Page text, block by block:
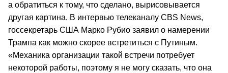
а обратиться к тому, что сделано, вырисовывается
другая картина. В интервью телеканалу CBS News,
госсекретарь США Марко Рубио заявил о намерении
Трампа как можно скорее встретиться с Путиным.
«Механика организации такой встречи потребует
некоторой работы, поэтому я не могу сказать, что она